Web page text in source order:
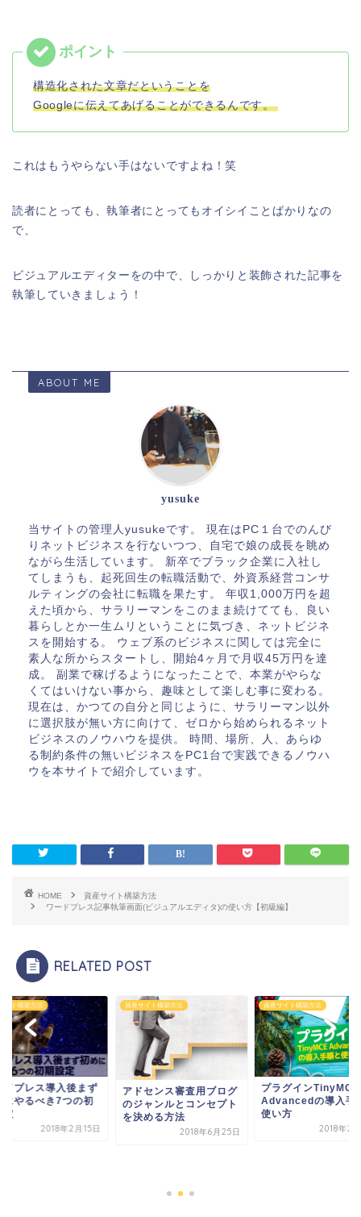
構造化された文章だということを
Googleに伝えてあげることができるんです。
これはもうやらない手はないですよね！笑
読者にとっても、執筆者にとってもオイシイことばかりなの
で、
ビジュアルエディターをの中で、しっかりと装飾された記事を
執筆していきましょう！
ABOUT ME
yusuke
当サイトの管理人yusukeです。 現在はPC１台でのんび
りネットビジネスを行ないつつ、自宅で娘の成長を眺め
ながら生活しています。 新卒でブラック企業に入社し
てしまうも、起死回生の転職活動で、外資系経営コンサ
ルティングの会社に転職を果たす。 年収1,000万円を超
えた頃から、サラリーマンをこのまま続けてても、良い
暮らしとか一生ムリということに気づき、ネットビジネ
スを開始する。 ウェブ系のビジネスに関しては完全に
素人な所からスタートし、開始4ヶ月で月収45万円を達
成。 副業で稼げるようになったことで、本業がやらな
くてはいけない事から、趣味として楽しむ事に変わる。
現在は、かつての自分と同じように、サラリーマン以外
に選択肢が無い方に向けて、ゼロから始められるネット
ビジネスのノウハウを提供。 時間、場所、人、あらゆ
る制約条件の無いビジネスをPC1台で実践できるノウハ
ウを本サイトで紹介しています。
HOME
資産サイト構築方法
ワードプレス記事執筆画面(ビジュアルエディタ)の使い方【初級編】
RELATED POST
イト構築方法
ドプレス導入後まず
にやるべき7つの初
定
2018年2月15日
資産サイト構築方法
アドセンス審査用ブログ
のジャンルとコンセプト
を決める方法
2018年6月25日
資産サイト構築方法
プラグインTinyMCE
Advancedの導入手
使い方
2018年2